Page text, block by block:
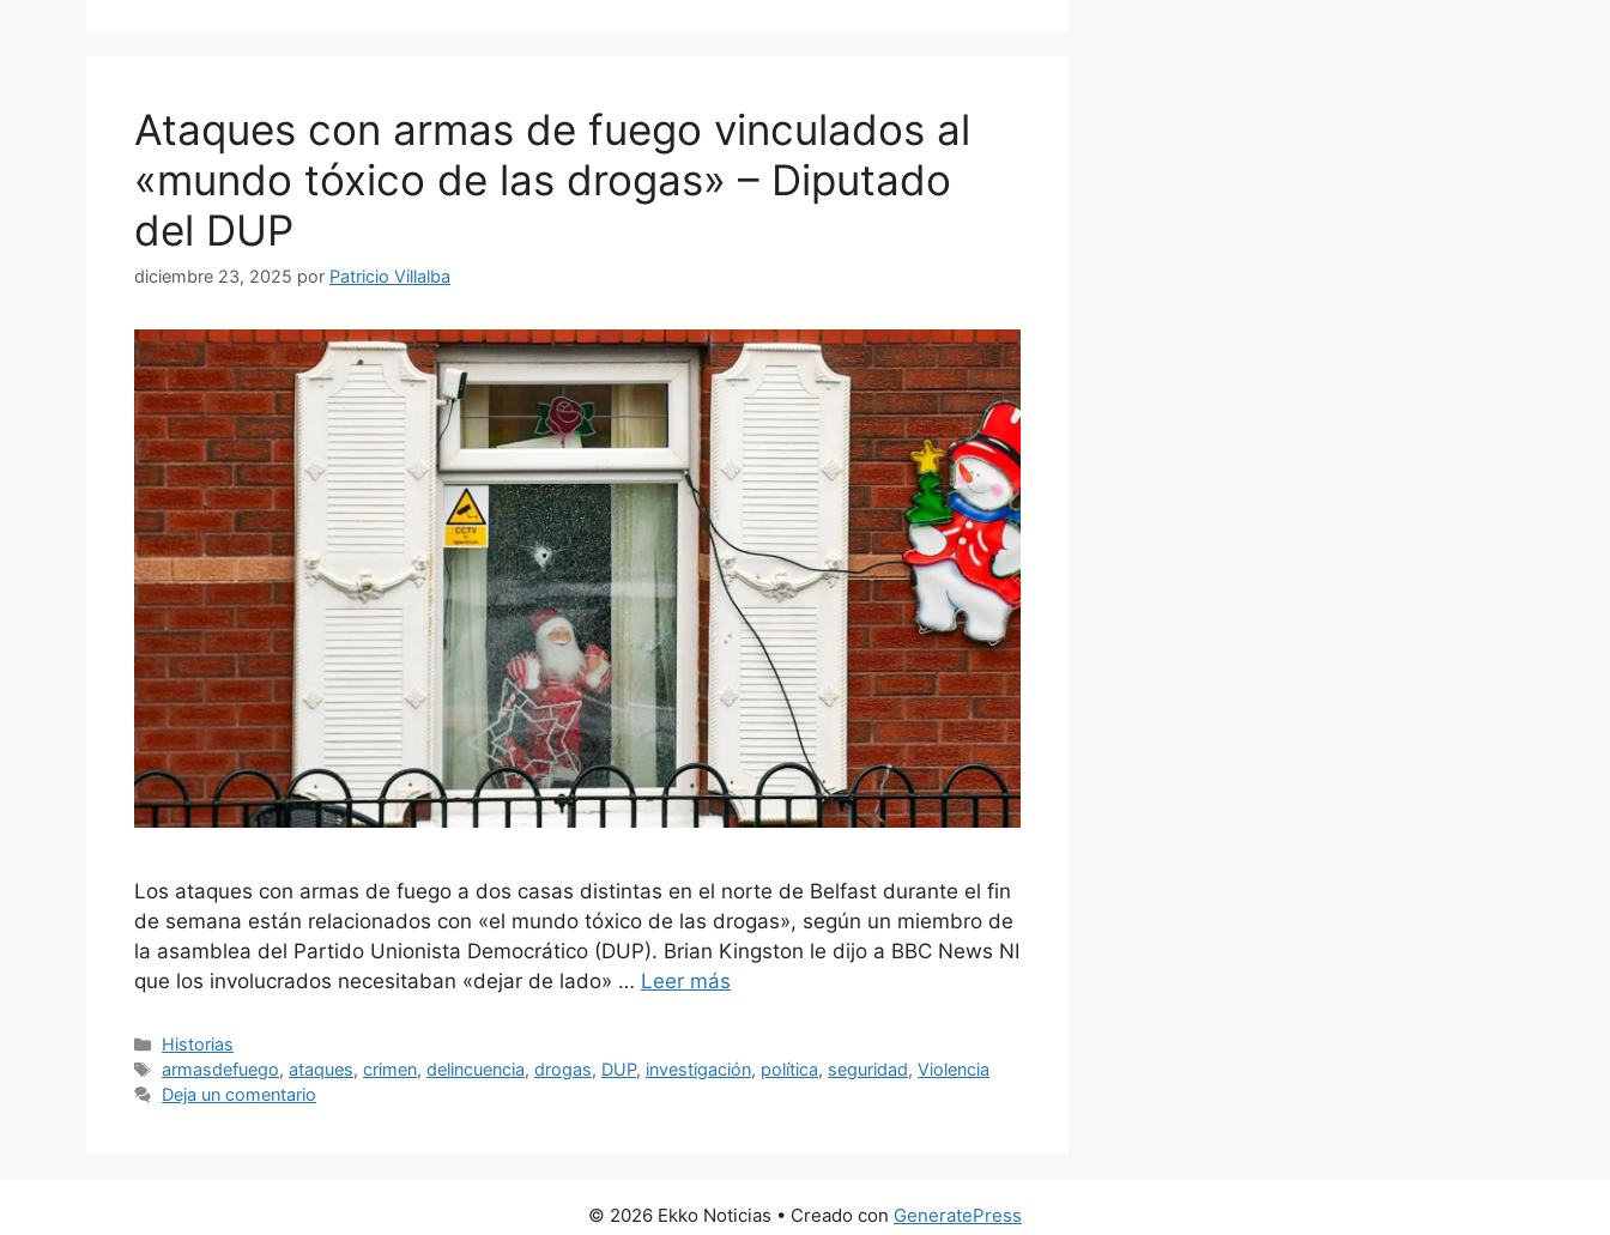
Ataques con armas de fuego vinculados al
«mundo tóxico de las drogas» – Diputado
del DUP
diciembre 23, 2025 por Patricio Villalba
Los ataques con armas de fuego a dos casas distintas en el norte de Belfast durante el fin
de semana están relacionados con «el mundo tóxico de las drogas», según un miembro de
la asamblea del Partido Unionista Democrático (DUP). Brian Kingston le dijo a BBC News NI
que los involucrados necesitaban «dejar de lado» … Leer más
Categorías
Historias
Etiquetas
armasdefuego,ataques,crimen,delincuencia,drogas, DUP, investigación, política, seguridad,Violencia
Deja un comentario
© 2026 Ekko Noticias • Creado con GeneratePress